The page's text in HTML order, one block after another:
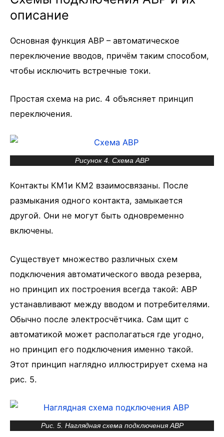
описание
Основная функция АВР – автоматическое
переключение вводов, причём таким способом,
чтобы исключить встречные токи.
Простая схема на рис. 4 объясняет принцип
переключения.
Рисунок 4. Схема АВР
Контакты КМ1и КМ2 взаимосвязаны. После
размыкания одного контакта, замыкается
другой. Они не могут быть одновременно
включены.
Существует множество различных схем
подключения автоматического ввода резерва,
но принцип их построения всегда такой: АВР
устанавливают между вводом и потребителями.
Обычно после электросчётчика. Сам щит с
автоматикой может располагаться где угодно,
но принцип его подключения именно такой.
Этот принцип наглядно иллюстрирует схема на
рис. 5.
Рис. 5. Наглядная схема подключения АВР